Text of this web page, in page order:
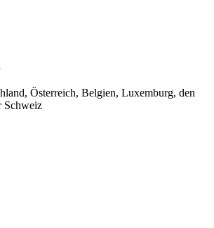
Österreich, Belgien, Luxemburg, den
Schweiz